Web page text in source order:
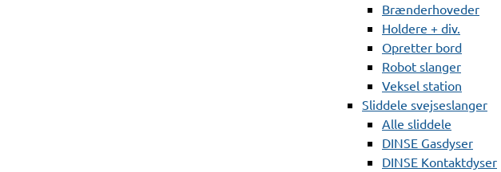
Brænderhoveder
Holdere + div.
Opretter bord
Robot slanger
Veksel station
Sliddele svejseslanger
Alle sliddele
DINSE Gasdyser
DINSE Kontaktdyser